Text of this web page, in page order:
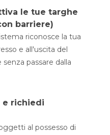
le tue targhe
barriere)
riconosce la tua
e all'uscita del
passare dalla
e richiedi
al possesso di